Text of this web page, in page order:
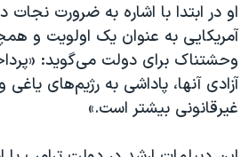
قانون شفافیت دارائی کادر رهبری ایران
اعتراضات مردمی آبان ۹۸
اسرائیل در جنگ
نرگس محمدی برنده جایزه نوبل صلح
او در ابتدا با اشاره به ضرورت نجات
آمریکایی به عنوان یک اولویت و
وحشتناک برای دولت می‌گوید:
آزادی آنها، پاداشی به رژیم‌های
غیرقانونی بیشتر است.»